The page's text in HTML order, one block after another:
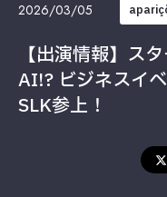
2026/03/05
【出演情報】ス
AI!? ビジネスイ
SLK参上！